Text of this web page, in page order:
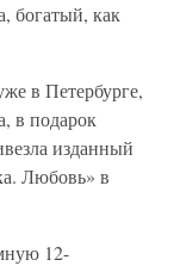
богатый, как
в Петербурге,
в подарок
изданный
Любовь» в
12-